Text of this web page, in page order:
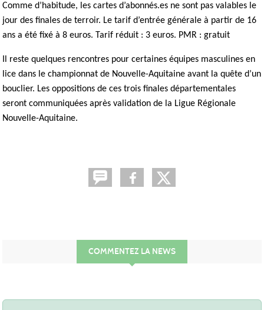
Comme d’habitude, les cartes d’abonnés.es ne sont pas valables le
jour des finales de terroir. Le tarif d’entrée générale à partir de 16
ans a été fixé à 8 euros. Tarif réduit : 3 euros. PMR : gratuit
Il reste quelques rencontres pour certaines équipes masculines en
lice dans le championnat de Nouvelle-Aquitaine avant la quête d’un
bouclier. Les oppositions de ces trois finales départementales
seront communiquées après validation de la Ligue Régionale
Nouvelle-Aquitaine.
COMMENTEZ LA NEWS